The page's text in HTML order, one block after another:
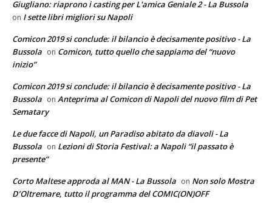
Giugliano: riaprono i casting per L'amica Geniale 2 - La Bussola
on I sette libri migliori su Napoli
Comicon 2019 si conclude: il bilancio è decisamente positivo - La
Bussola on Comicon, tutto quello che sappiamo del “nuovo
inizio”
Comicon 2019 si conclude: il bilancio è decisamente positivo - La
Bussola on Anteprima al Comicon di Napoli del nuovo film di Pet
Sematary
Le due facce di Napoli, un Paradiso abitato da diavoli - La
Bussola on Lezioni di Storia Festival: a Napoli “il passato è
presente”
Corto Maltese approda al MAN - La Bussola on Non solo Mostra
D’Oltremare, tutto il programma del COMIC(ON)OFF